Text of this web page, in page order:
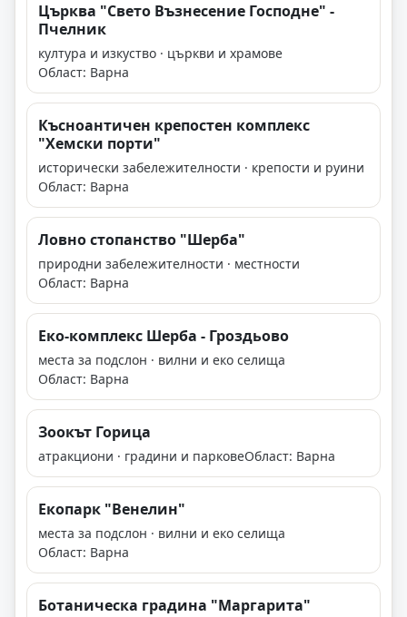
Църква "Свето Възнесение Господне" -
Пчелник
култура и изкуство · църкви и храмове
Област: Варна
Късноантичен крепостен комплекс
"Хемски порти"
исторически забележителности · крепости и руини
Област: Варна
Ловно стопанство "Шерба"
природни забележителности · местности
Област: Варна
Еко-комплекс Шерба - Гроздьово
места за подслон · вилни и еко селища
Област: Варна
Зоокът Горица
атракциони · градини и парковеОбласт: Варна
Екопарк "Венелин"
места за подслон · вилни и еко селища
Област: Варна
Ботаническа градина "Мaргарита"